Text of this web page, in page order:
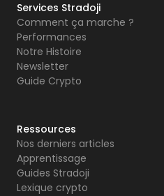
Services Stradoji
Comment ça marche ?
Performances
Notre Histoire
Newsletter
Guide Crypto
Ressources
Nos derniers articles
Apprentissage
Guides Stradoji
Lexique crypto